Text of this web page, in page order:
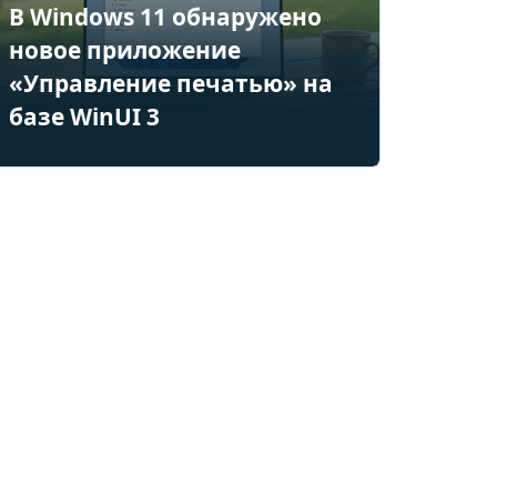
В Windows 11 обнаружено
новое приложение
«Управление печатью» на
базе WinUI 3